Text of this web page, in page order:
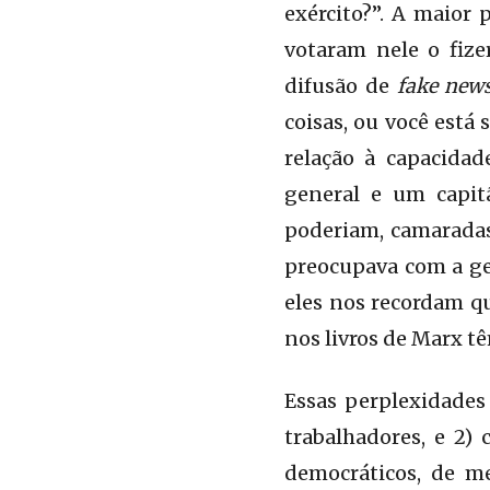
exército?”. A maior
votaram nele o
difusão de fake
coisas, ou você
relação à
general e um
poderiam,
preocupava com a
eles nos recordam
nos livros de Marx
Essas
trabalhadores, e 2)
democráticos, de